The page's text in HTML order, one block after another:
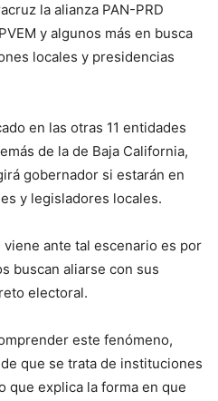
la alianza PAN-PRD
y algunos más en busca
locales y presidencias
en las otras 11 entidades
de la de Baja California,
gobernador si estarán en
y legisladores locales.
ante tal escenario es por
buscan aliarse con sus
electoral.
este fenómeno,
que se trata de instituciones
que explica la forma en que